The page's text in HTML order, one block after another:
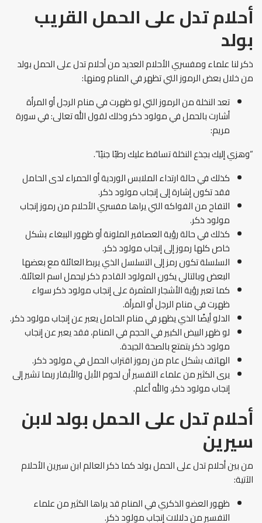
أحلام تدل على الحمل القريب
بولد
ذكر لنا علماء ومفسري الأحلام العديد من أحلام تدل على الحمل بولد
من خلال بعض الرموز التي تظهر في المنام ومنها:
تعد النخلة من الرموز التي لو ظهرت في منام الرجل أو المرأة
أشارت بالحمل في مولود ذكر وذلك لقول الله تعالى: في سورة
مريم:
“وهزي إليك بجذع النخلة تساقط عليك رطبًا جنيًا”.
كذلك في حالة ارتداء الملابس الوردية أو الحمراء لدى الحامل
فقد تكون إشارة إلى إنجاب مولود ذكر.
التفاح من الفواكه التي يراها مفسري الأحلام من رموز إنجاب
مولود ذكر.
كذلك في حالة رؤية العصافير الملونة أو ظهور الببغاء بشكل
خاص كلها رموز إلى إنجاب مولود ذكر.
السلسلة تكون رمز إلى التسلسل الذي يربط العائلة مع بعضها
البعض وبالتالي يكون المولود القادم ذكر ليحمل اسم العائلة.
كما تعبر رؤية الأشجار المثمرة على إنجاب مولود ذكر سواء
ظهرت في منام الرجل أو المرأة.
الدلو أيضًا الذي يظهر في منام الحامل يعبر عن إنجاب مولود ذكر.
لو ظهر البيض الكبير في الحجم في المنام، فقد يعبر عن إنجاب
مولود ذكر يتمتع بالصحة الجيدة.
الهاتف بشكل عام من رموز اقتراب الحمل في مولود ذكر.
يرى الكثير من علماء التفسير أن لحوم الأبل والأبقار ربما تشير إلى
إنجاب مولود ذكر، والله أعلم.
أحلام تدل على الحمل بولد لابن
سيرين
من بين أحلام تدل على الحمل بولد كما ذكر العالم ابن سيرين الأحلام
الآتية:
ظهور العضو الذكري في المنام قد يراها الكثير من علماء
التفسير من دلالات إنجاب مولود ذكر.